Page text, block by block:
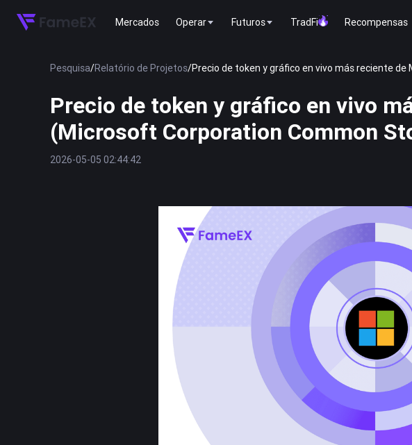
Mercados Operar Futuros TradFi Recompensas
Pesquisa/Relatório de Projetos/Precio de token y gráfico en vivo más reciente
Precio de token y gráfico en vivo
(Microsoft Corporation Common
2026-05-05 02:44:42